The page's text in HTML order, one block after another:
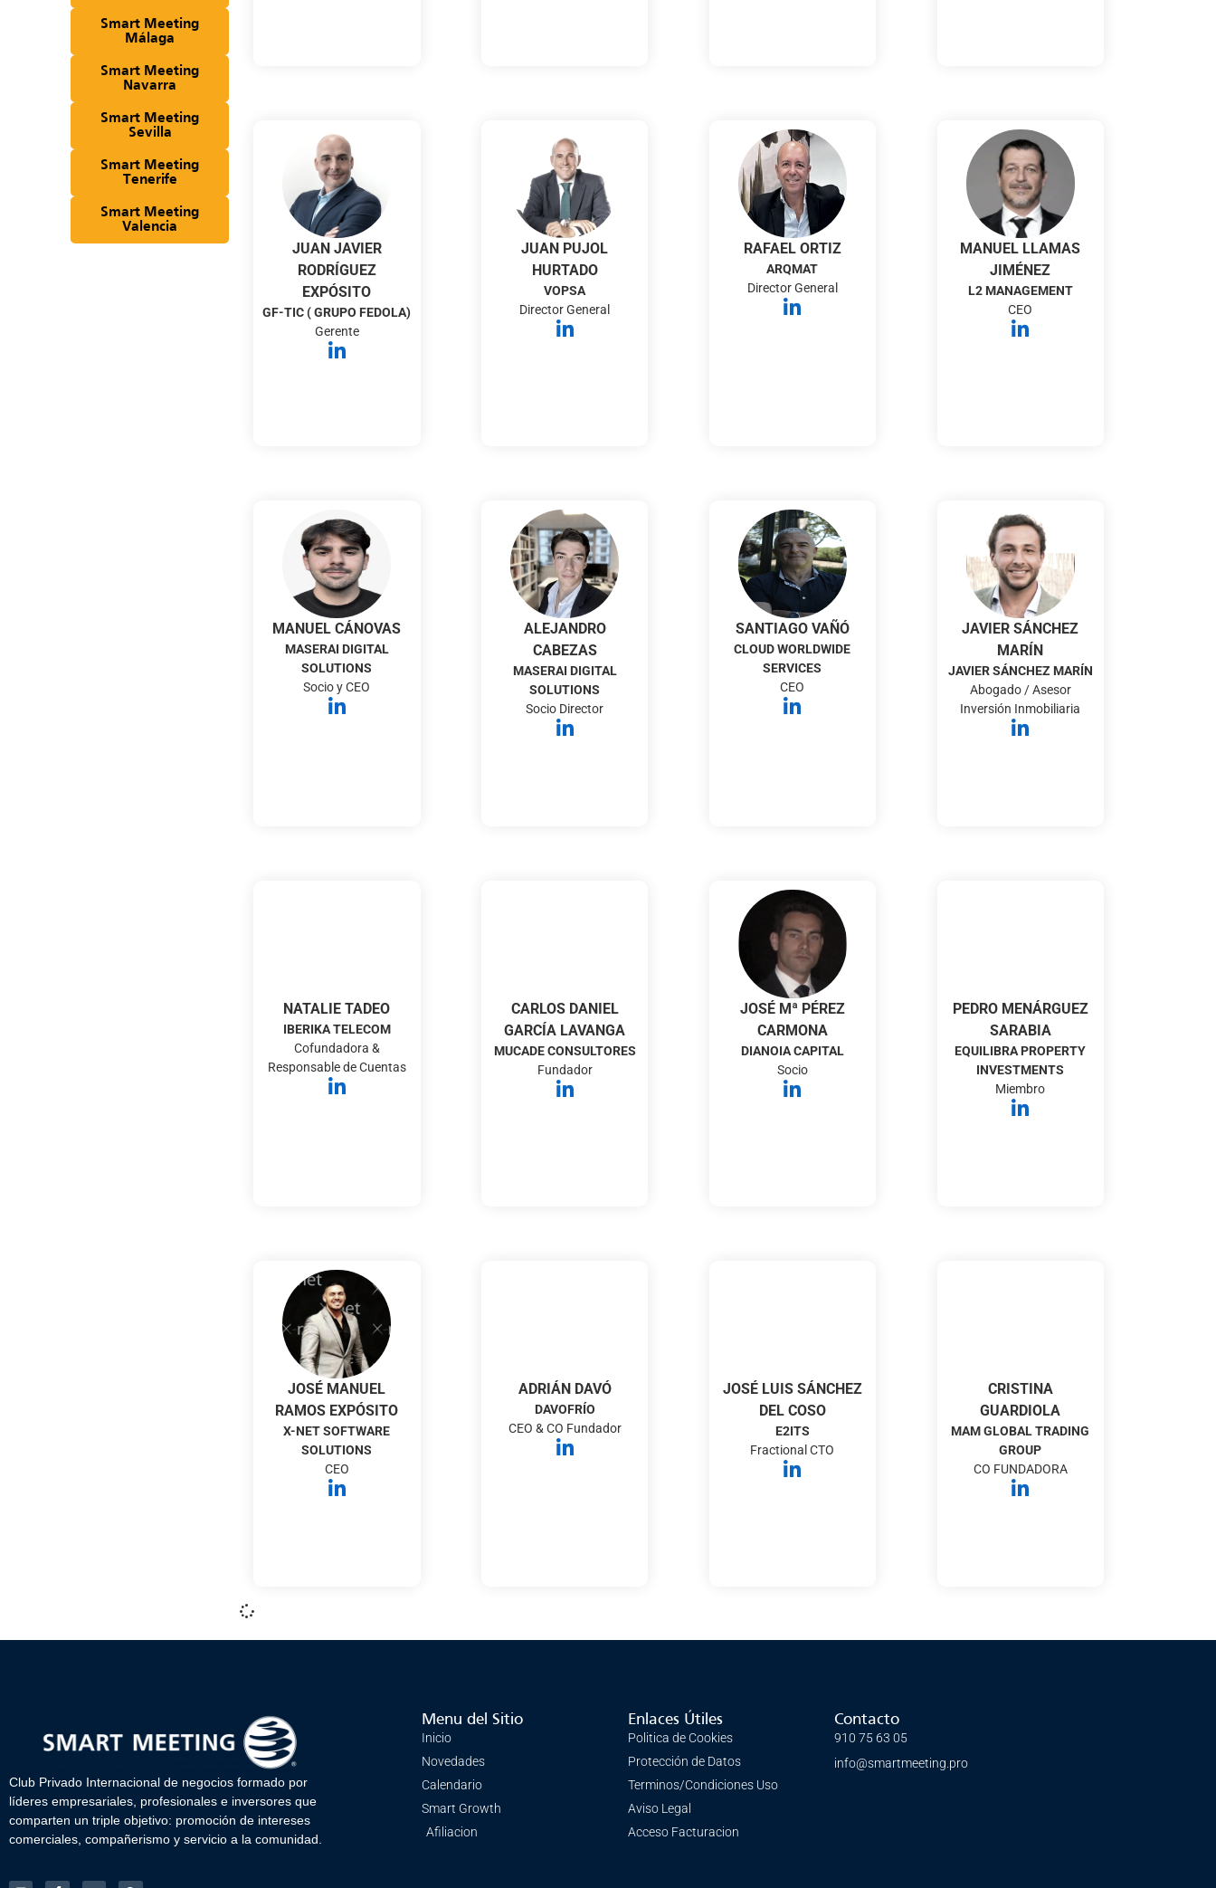
Smart Meeting
Málaga
Smart Meeting
Navarra
Smart Meeting
Sevilla
Smart Meeting
Tenerife
Smart Meeting
Valencia
JUAN JAVIER
RODRÍGUEZ
EXPÓSITO
GF-TIC ( GRUPO FEDOLA)
Gerente
JUAN PUJOL
HURTADO
VOPSA
Director General
RAFAEL ORTIZ
ARQMAT
Director General
MANUEL LLAMAS
JIMÉNEZ
L2 MANAGEMENT
CEO
MANUEL CÁNOVAS
MASERAI DIGITAL
SOLUTIONS
Socio y CEO
ALEJANDRO
CABEZAS
MASERAI DIGITAL
SOLUTIONS
Socio Director
SANTIAGO VAÑÓ
CLOUD WORLDWIDE
SERVICES
CEO
JAVIER SÁNCHEZ
MARÍN
JAVIER SÁNCHEZ MARÍN
Abogado / Asesor
Inversión Inmobiliaria
NATALIE TADEO
IBERIKA TELECOM
Cofundadora &
Responsable de Cuentas
CARLOS DANIEL
GARCÍA LAVANGA
MUCADE CONSULTORES
Fundador
JOSÉ Mª PÉREZ
CARMONA
DIANOIA CAPITAL
Socio
PEDRO MENÁRGUEZ
SARABIA
EQUILIBRA PROPERTY
INVESTMENTS
Miembro
JOSÉ MANUEL
RAMOS EXPÓSITO
X-NET SOFTWARE
SOLUTIONS
CEO
ADRIÁN DAVÓ
DAVOFRÍO
CEO & CO Fundador
JOSÉ LUIS SÁNCHEZ
DEL COSO
E2ITS
Fractional CTO
CRISTINA
GUARDIOLA
MAM GLOBAL TRADING
GROUP
CO FUNDADORA
Club Privado Internacional de negocios formado por
líderes empresariales, profesionales e inversores que
comparten un triple objetivo: promoción de intereses
comerciales, compañerismo y servicio a la comunidad.
Menu del Sitio
Inicio
Novedades
Calendario
Smart Growth
Afiliacion
Enlaces Útiles
Politica de Cookies
Protección de Datos
Terminos/Condiciones Uso
Aviso Legal
Acceso Facturacion
Contacto
910 75 63 05
info@smartmeeting.pro